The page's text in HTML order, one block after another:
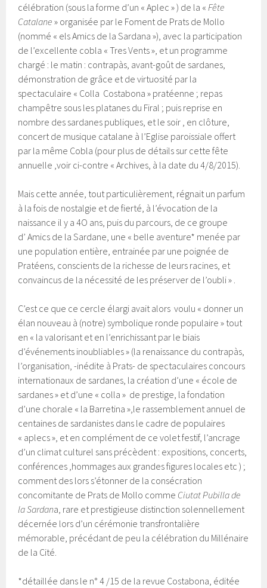
célébration (sous la forme d’un « Aplec » ) de la «Fête
Catalane » organisée par le Foment de Prats de Mollo
(nommé « els Amics de la Sardana »), avec la participation
de l’excellente cobla « Tres Vents », et un programme
chargé : le matin : contrapàs, avant-goût de sardanes,
démonstration de grâce et de virtuosité par la
spectaculaire « Colla Costabona » pratéenne ; repas
champêtre sous les platanes du Firal ; puis reprise en
nombre des sardanes publiques, et le soir , en clôture,
concert de musique catalane à l’Eglise paroissiale offert
par la même Cobla (pour plus de détails sur cette fête
annuelle ,voir ci-contre « Archives, à la date du 4/8/2015).
Mais cette année, tout particulièrement, régnait un parfum
à la fois de nostalgie et de fierté, à l’évocation de la
naissance il y a 4O ans, puis du parcours, de ce groupe
d’ Amics de la Sardane, une « belle aventure* menée par
une population entière, entrainée par une poignée de
Pratéens, conscients de la richesse de leurs racines, et
convaincus de la nécessité de les préserver de l’oubli » .
C’est ce que ce cercle élargi avait alors voulu « donner un
élan nouveau à (notre) symbolique ronde populaire » tout
en « la valorisant et en l’enrichissant par le biais
d’événements inoubliables » (la renaissance du contrapàs,
l’organisation, -inédite à Prats- de spectaculaires concours
internationaux de sardanes, la création d’une « école de
sardanes » et d’une « colla » de prestige, la fondation
d’une chorale « la Barretina »,le rassemblement annuel de
centaines de sardanistes dans le cadre de populaires
« aplecs », et en complément de ce volet festif, l’ancrage
d’un climat culturel sans précèdent : expositions, concerts,
conférences ,hommages aux grandes figures locales etc ) ;
comment des lors s’étonner de la consécration
concomitante de Prats de Mollo comme Ciutat Pubilla de
la Sardana, rare et prestigieuse distinction solennellement
décernée lors d’un cérémonie transfrontalière
mémorable, précédant de peu la célébration du Millénaire
de la Cité.
*détaillée dans le n° 4 /15 de la revue Costabona, éditée